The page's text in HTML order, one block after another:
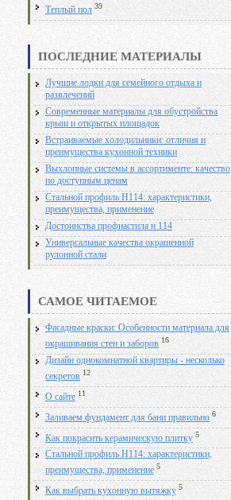
Теплый пол 39
ПОСЛЕДНИЕ МАТЕРИАЛЫ
Лучшие лодки для семейного отдыха и
развлечений
Современные материалы для обустройства
крыш и открытых площадок
Встраиваемые холодильники: отличия и
преимущества кухонной техники
Выхлопные системы в ассортименте: качество
по доступным ценам
Стальной профиль Н114: характеристики,
преимущества, применение
Достоинства профнастила н 114
Универсальные качества окрашенной
рулонной стали
САМОЕ ЧИТАЕМОЕ
Фасадные краски: Особенности материала для
окрашивания стен и заборов 16
Дизайн однокомнатной квартиры - несколько
секретов 12
О сайте 11
Заливаем фундамент для бани правильно 6
Как покрасить керамическую плитку 5
Стальной профиль Н114: характеристики,
преимущества, применение 5
Как выбрать кухонную вытяжку 5